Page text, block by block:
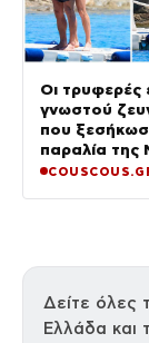
Οι τρυφερές
γνωστού
που
παραλία της
Δείτε όλες
Ελλάδα και